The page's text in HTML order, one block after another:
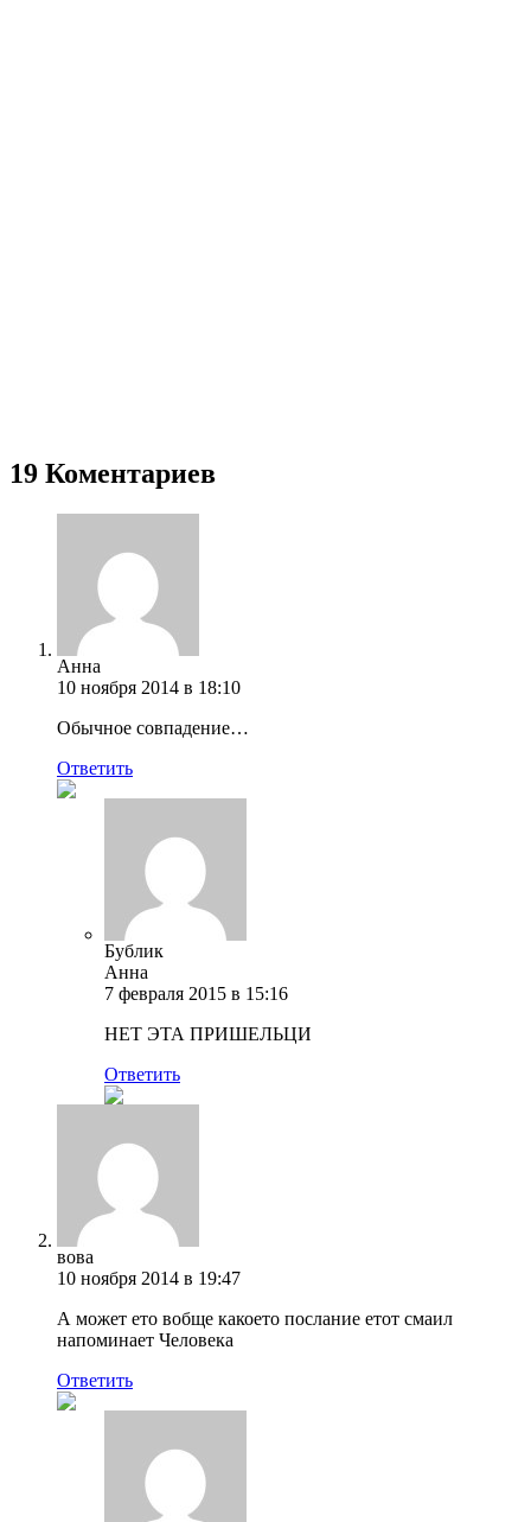
19 Коментариев
Анна
10 ноября 2014 в 18:10
Обычное совпадение…
Ответить
Бублик
Анна
7 февраля 2015 в 15:16
НЕТ ЭТА ПРИШЕЛЬЦИ
Ответить
вова
10 ноября 2014 в 19:47
А может ето вобще какоето послание етот смаил
напоминает Человека
Ответить